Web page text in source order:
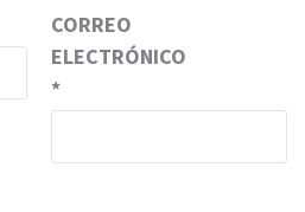
CORREO
ELECTRÓNICO
*